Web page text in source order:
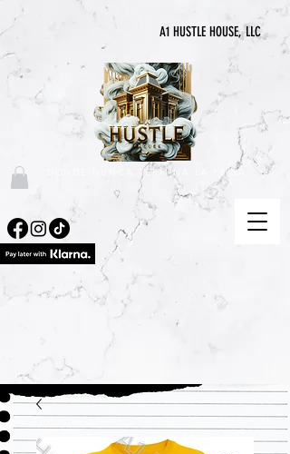
A1 HUSTLE HOUSE, LLC
"DONDE NUNCA TERMINA LA PRISA"